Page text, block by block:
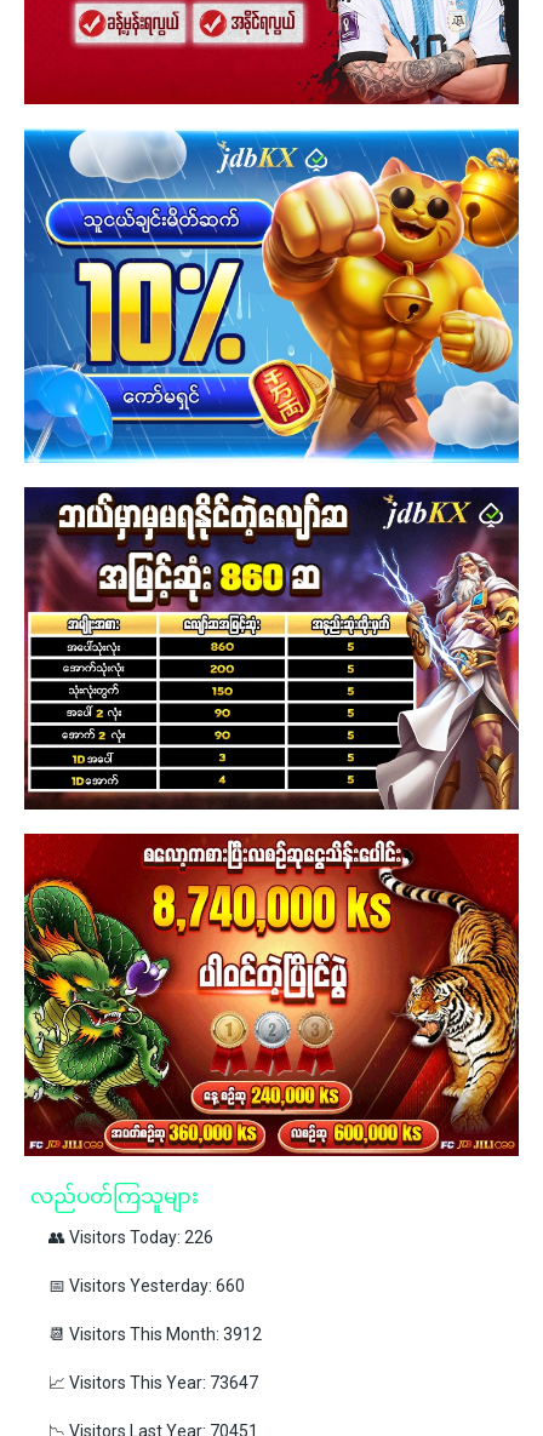
လည်ပတ်ကြသူများ
👥 Visitors Today: 226
📅 Visitors Yesterday: 660
📆 Visitors This Month: 3912
📈 Visitors This Year: 73647
📉 Visitors Last Year: 70451